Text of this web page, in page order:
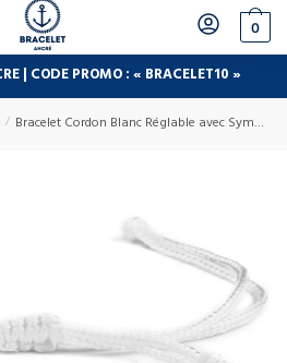
0
| CODE PROMO : « BRACELET10 »
/ Bracelet Cordon Blanc Réglable avec Symbole Infini Argenté